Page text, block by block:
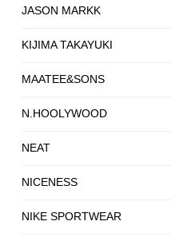
JASON MARKK
KIJIMA TAKAYUKI
MAATEE&SONS
N.HOOLYWOOD
NEAT
NICENESS
NIKE SPORTWEAR